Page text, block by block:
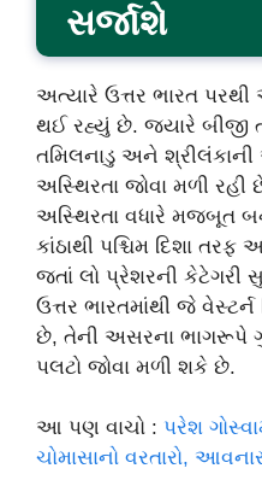
સર્જાશે
અત્યારે ઉત્તર ભારત પરથી
થઈ રહ્યું છે. જ્યારે બીજી
તમિલનાડુ અને
અસ્થિરતા જોવા મળી
અસ્થિરતા વધારે મજબૂત
કાંઠાથી પશ્ચિમ દિશા
જતાં લો પ્રેશરની
ઉત્તર ભારતમાંથી જે
છે, તેની અસરના ભાગરૂપે
પલટો જોવા મળી શકે છે.
આ પણ વાચો : પરેશ
ચોમાસાનો વરતારો,